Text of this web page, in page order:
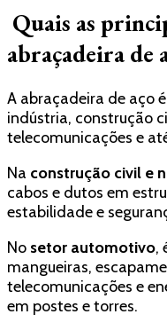
Quais as
abraçadeira de
A abraçadeira de aço
indústria, construção
telecomunicações e
Na construção civil e
cabos e dutos em
estabilidade e
No setor automotivo,
mangueiras,
telecomunicações e
em postes e torres.